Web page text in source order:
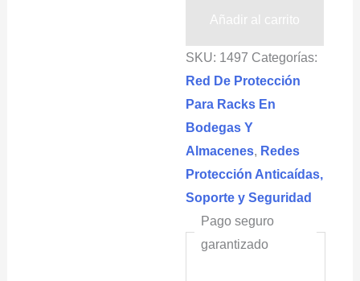
2.5x30m
ICARO®
cantidad
Añadir al carrito
SKU: 1497 Categorías:
Red De Protección
Para Racks En
Bodegas Y
Almacenes, Redes
Protección Anticaídas,
Soporte y Seguridad
Pago seguro
garantizado